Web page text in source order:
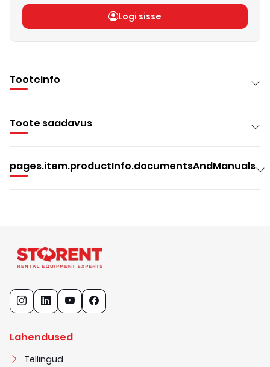
Logi sisse
Tooteinfo
Toote saadavus
pages.item.productInfo.documentsAndManuals
Lahendused
Tellingud